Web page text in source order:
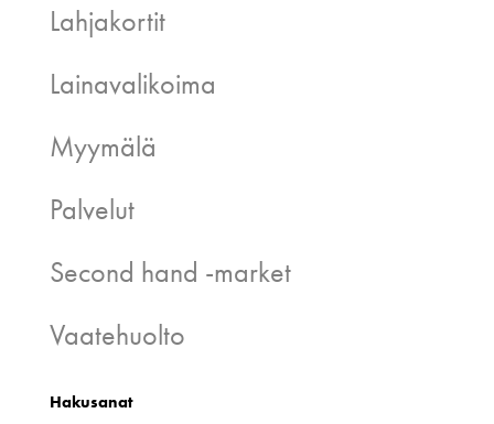
Lahjakortit
Lainavalikoima
Myymälä
Palvelut
Second hand -market
Vaatehuolto
Hakusanat